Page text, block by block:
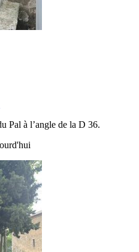
Pal à l’angle de la D 36.